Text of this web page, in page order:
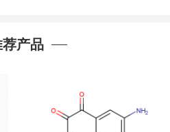
荐产品